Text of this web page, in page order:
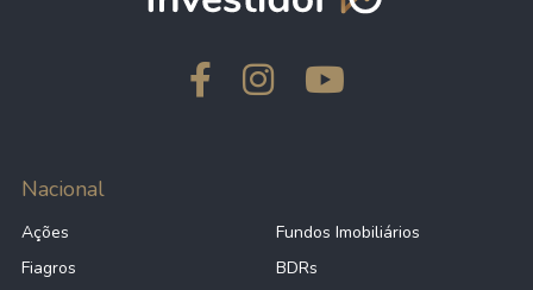
Nacional
Ações
Fundos Imobiliários
Fiagros
BDRs